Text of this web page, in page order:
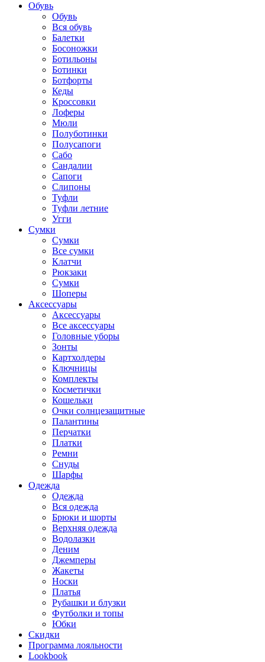
Обувь
Обувь
Вся обувь
Балетки
Босоножки
Ботильоны
Ботинки
Ботфорты
Кеды
Кроссовки
Лоферы
Мюли
Полуботинки
Полусапоги
Сабо
Сандалии
Сапоги
Слипоны
Туфли
Туфли летние
Угги
Сумки
Сумки
Все сумки
Клатчи
Рюкзаки
Сумки
Шоперы
Аксессуары
Аксессуары
Все аксессуары
Головные уборы
Зонты
Картхолдеры
Ключницы
Комплекты
Косметички
Кошельки
Очки солнцезащитные
Палантины
Перчатки
Платки
Ремни
Снуды
Шарфы
Одежда
Одежда
Вся одежда
Брюки и шорты
Верхняя одежда
Водолазки
Деним
Джемперы
Жакеты
Носки
Платья
Рубашки и блузки
Футболки и топы
Юбки
Скидки
Программа лояльности
Lookbook